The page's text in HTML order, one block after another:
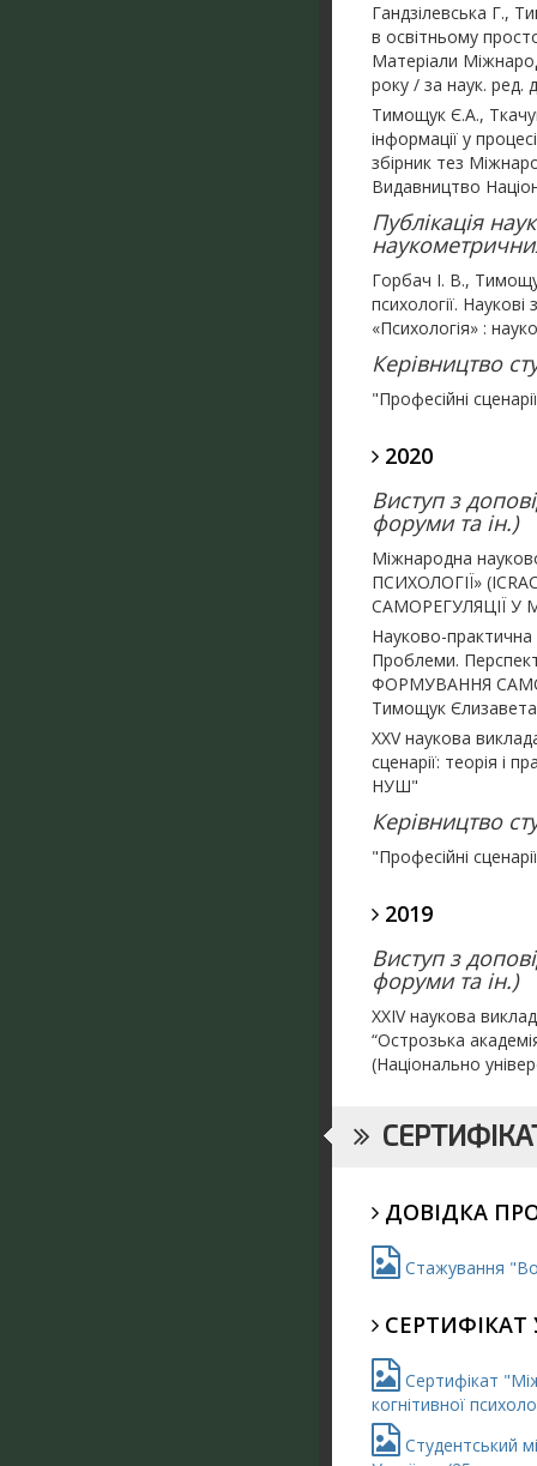
Гандзілевська Г.,
в освітньому
Матеріали
року / за наук. ред.
Тимощук Є.А.,
інформації у
збірник тез
Видавництво
Публікація
Горбач І. В.,
психології.
«Психологія» :
Керівництво
"Професійні
2020
Виступ з
форуми та ін.)
Міжнародна
ПСИХОЛОГІЇ»
САМОРЕГУЛЯЦІЇ У
Науково-
Проблеми.
ФОРМУВАННЯ
Тимощук Єлизавета
XXV наукова
сценарії: теорія і
НУШ"
Керівництво
"Професійні
2019
Виступ з
форуми та ін.)
XXIV наукова
“Острозька
(Національно
ДОВІДКА
Стажування
Сертифікат
когнітивної
Студентський